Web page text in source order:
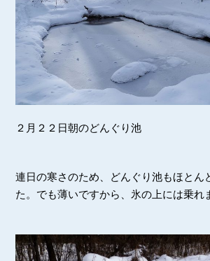
２月２２日朝のどんぐり池
連日の寒さのため、どんぐり池もほとん
た。でも薄いですから、氷の上には乗れ